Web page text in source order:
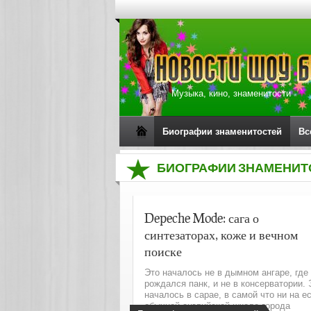
Музыка, кино, знаменитости
Биографии знаменитостей
БИОГРАФИИ
Depeche Mode: сага о
синтезаторах, коже и вечном
поиске
Это началось не в дымном ангаре, где
рождался панк, и не в консерватории.
началось в сарае, в самой что ни на
обычной английской школе города